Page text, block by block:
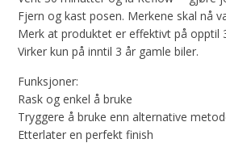
Fjern og kast posen. Merkene skal nå
Merk at produktet er effektivt på opptil
Virker kun på inntil 3 år gamle biler.
Funksjoner:
Rask og enkel å bruke
Tryggere å bruke enn alternative
Etterlater en perfekt finish